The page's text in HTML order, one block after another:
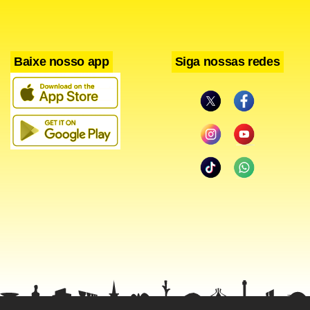
A medalha de ouro da disputa masculina ficou com Andrea
Pizzinato, que completou sua terceira prova em 22
minutos. O segundo colocado foi Jotta Pereira, com
23min33, enquanto o bronze foi conquistado por Patrick
Baixe nosso app Siga nossas redes